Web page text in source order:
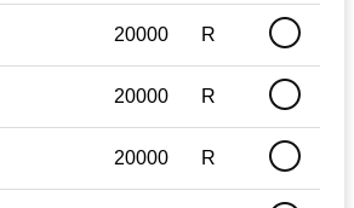
20000 R
20000 R
20000 R